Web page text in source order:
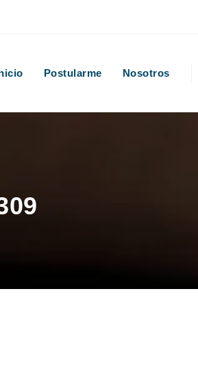
Postularme Nosotros